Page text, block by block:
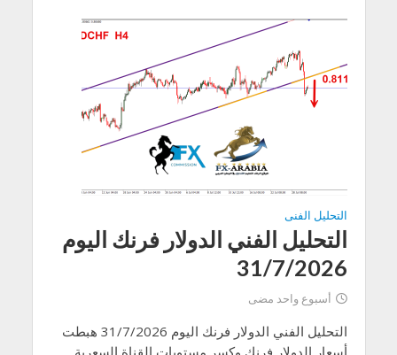
التحليل الفنى
التحليل الفني الدولار فرنك اليوم
31/7/2026
أسبوع واحد مضى
التحليل الفني الدولار فرنك اليوم 31/7/2026 هبطت
أسعار الدولار فرنك وكسر مستويات القناة السعرية